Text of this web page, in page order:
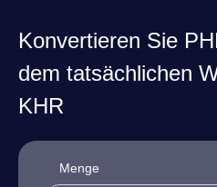
Konvertieren Sie
dem tatsächlichen
KHR
Menge